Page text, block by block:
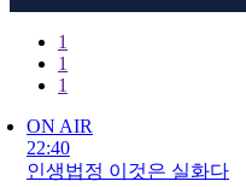
1
1
1
ON AIR
22:40
인생법정 이것은 실화다